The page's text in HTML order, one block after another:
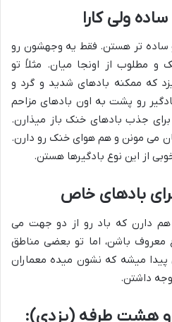
ولی کارا
و ساده تر هستن. فقط یه وجهشون رو
و مطلوب از اونجا میان. مثلاً تو
که ممکنه بادهای شدید و گرد و
رو پشت به اون بادهای مزاحم
جذب بادهای خنک باز میذارن.
می مونن و هم هوای خنک رو دارن.
از این نوع بادگیرها هستن.
بادهای خاص
هم دارن که باد رو از دو جهت می
معروف باشن، اما تو بعضی مناطق
میشه که نشون میده معماران
داشتن.
و هشت طرفه (یزدی):